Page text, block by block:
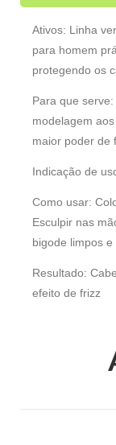
Ativos: Linha
para homem
protegendo os
Para que
modelagem
maior poder de
Indicação de
Como usar:
Esculpir nas
bigode limpos
Resultado:
efeito de frizz